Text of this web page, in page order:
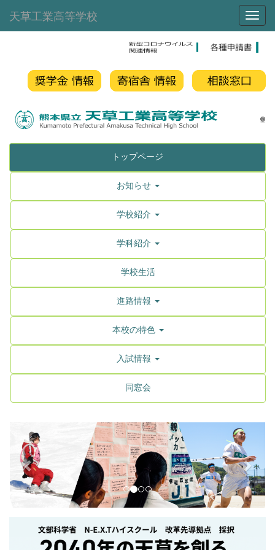
天草工業高等学校
トップページ
お知らせ
学校紹介
学科紹介
学校生活
進路情報
本校の特色
入試情報
同窓会
p
r
e
v
i
e
x
t